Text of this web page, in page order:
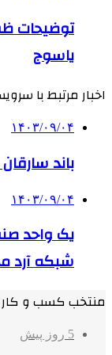
توضیحات
یاسوج
اخبار مرتبط با
۱۴۰۳/۰۹/۰۴
باند
۱۴۰۳/۰۹/۰۴
یک واحد
شبکه آرد
منتخب کسب و کار
5 روز پیش